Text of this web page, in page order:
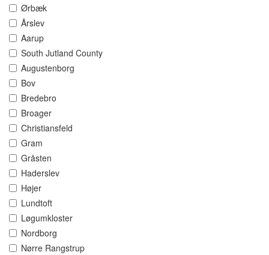
Ørbæk
Årslev
Aarup
South Jutland County
Augustenborg
Bov
Bredebro
Broager
Christiansfeld
Gram
Gråsten
Haderslev
Højer
Lundtoft
Løgumkloster
Nordborg
Nørre Rangstrup